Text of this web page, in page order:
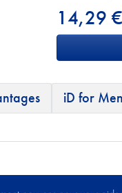
14,29 €
iD for